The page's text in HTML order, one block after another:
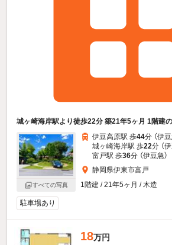
城ヶ崎海岸駅より徒歩22分 築21年5ヶ月 1階建
すべての写真
伊豆高原駅 歩44分 （伊豆
城ヶ崎海岸駅 歩22分 （
富戸駅 歩36分 （伊豆急）
静岡県伊東市富戸
1階建 / 21年5ヶ月 / 木造
駐車場あり
18万円